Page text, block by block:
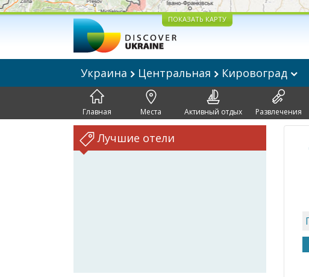
ПОКАЗАТЬ КАРТУ
Украина Центральная Кировоград
Главная Места Активный отдых Развлечения
Лучшие отели